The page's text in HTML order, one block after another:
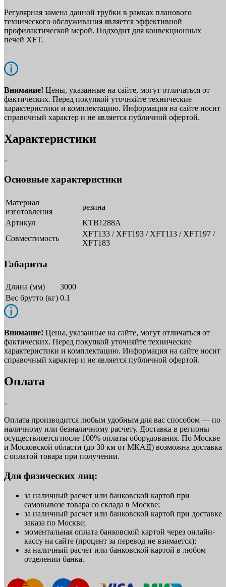
Регулярная замена данной трубки в рамках планового
технического обслуживания является эффективной
профилактической мерой. Подходит для конвекционных
печей XFT.
Внимание! Цены, указанные на сайте, могут отличаться от
фактических. Перед покупкой уточняйте технические
характеристики и комплектацию. Информация на сайте носит
справочный характер и не является публичной офертой.
Характеристики
Основные характеристики
Материал
изготовления
резина
Артикул
KTB1288A
Совместимость
XFT133 / XFT193 / XFT113 / XFT197 /
XFT183
Габариты
Длина (мм)
3000
Вес брутто (кг) 0.1
Внимание! Цены, указанные на сайте, могут отличаться от
фактических. Перед покупкой уточняйте технические
характеристики и комплектацию. Информация на сайте носит
справочный характер и не является публичной офертой.
Оплата
Оплата производится любым удобным для вас способом — по
наличному или безналичному расчету. Доставка в регионы
осуществляется после 100% оплаты оборудования. По Москве
и Московской области (до 30 км от МКАД) возможна доставка
с оплатой товара при получении.
Для физических лиц:
за наличный расчет или банковской картой при
самовывозе товара со склада в Москве;
за наличный расчет или банковской картой при доставке
заказа по Москве;
моментальная оплата банковской картой через онлайн-
кассу на сайте (процент за перевод не взимается);
за наличный расчет или банковской картой в любом
отделении банка.